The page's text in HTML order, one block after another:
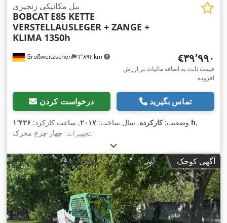
Großweitzschen ۳٬۸۹۴ km
بیل مکانیکی زنجیری
BOBCAT E85 KETTE
VERSTELLAUSLEGER + ZANGE +
KLIMA 1350h
‎€۳۹٬۹۹۰
قیمت ثابت به اضافه مالیات بر ارزش
افزوده
درخواست کردن تماس بگیرید
وضعیت:کارکرده, سال ساخت: ۲۰۱۷, ساعت کارکرد: ۱٬۴۳۶ h,
تجهیزات: چهار چرخ محرک ,
آگهی کوچک